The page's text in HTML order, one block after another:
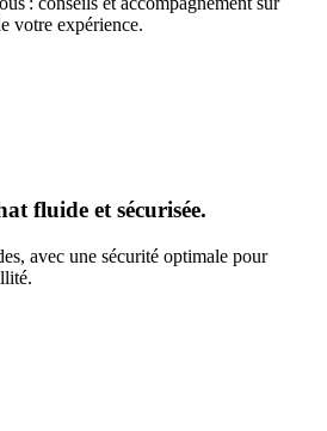
votre expérience.
fluide et sécurisée.
avec une sécurité optimale pour